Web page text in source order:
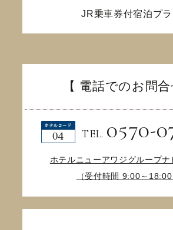
JR乗車券付宿泊プ
【 電話でのお問合
TEL. 0570-
ホテルニューアワジグループ
（受付時間 9:00～18:00